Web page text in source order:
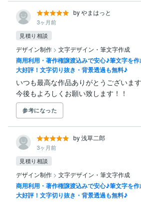
by やまはっと
3ヶ月前
見積り相談
デザイン制作 > 文字デザイン・筆文字作成
商用利用・著作権譲渡込みで安心♪筆文字を
大好評！文字切り抜き・背景透過も無料♪
いつも最高な作品ありがとうございます
今後もよろしくお願い致します！！
参考になった
by 浅草二郎
3ヶ月前
見積り相談
デザイン制作 > 文字デザイン・筆文字作成
商用利用・著作権譲渡込みで安心♪筆文字を
大好評！文字切り抜き・背景透過も無料♪